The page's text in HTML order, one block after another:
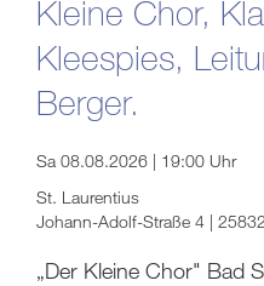
Kleine Chor,
Kleespies,
Berger.
Sa 08.08.2026 | 19:00 Uhr
St. Laurentius
Johann-Adolf-Straße 4 |
„Der Kleine Chor" Bad